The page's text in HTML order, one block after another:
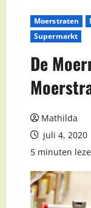
Moerstraten
Supermarkt
De
Mathilda
juli 4, 2020
5 minuten